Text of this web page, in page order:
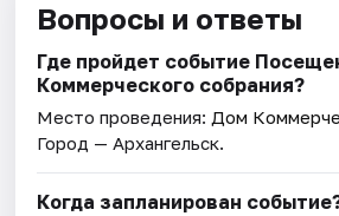
Вопросы и ответы
Где пройдет событие
Коммерческого собрания?
Место проведения: Дом
Город — Архангельск.
Когда запланирован